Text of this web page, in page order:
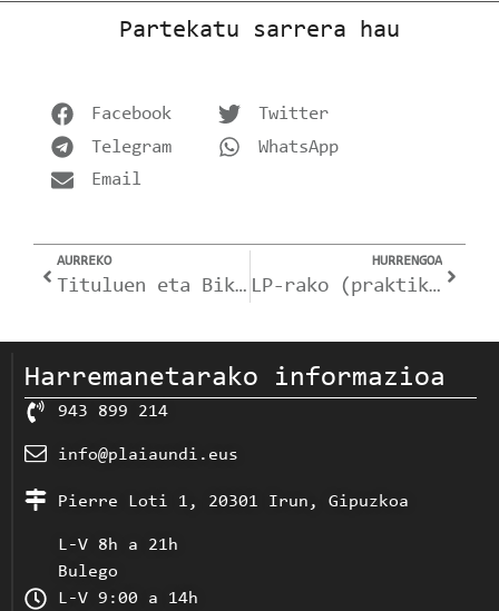
Partekatu sarrera hau
Facebook
Twitter
Telegram
WhatsApp
Email
AURREKO
Tituluen eta Bikoiztuen eskaera.
HURRENGOA
LP-rako (praktikak) salbuespena.
Harremanetarako informazioa
943 899 214
info@plaiaundi.eus
Pierre Loti 1, 20301 Irun, Gipuzkoa
L-V 8h a 21h
Bulego
L-V 9:00 a 14h